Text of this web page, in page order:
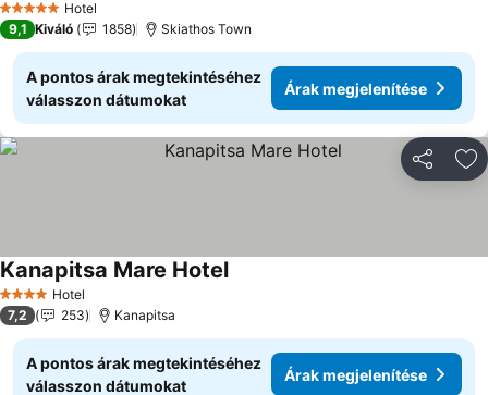
5 KategóriaHotel
9,1 Kiváló 1858 Skiathos Town
A pontos árak megtekintéséhez
válasszon dátumokat
Árak megjelenítése
4 KategóriaHotel
Kanapitsa Mare Hotel
7,2 253 Kanapitsa
A pontos árak megtekintéséhez
válasszon dátumokat
Árak megjelenítése